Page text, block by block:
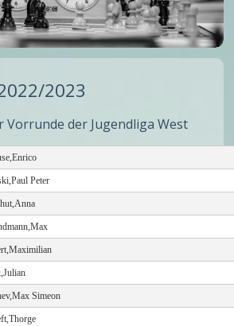
2023
Vorrunde der Jugendliga West
Peter
Simeon